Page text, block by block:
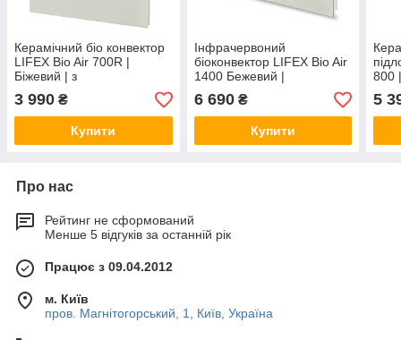
Керамічний біо конвектор
LIFEX Bio Air 700R |
Біжевий | з
терморегулятором
3 990 ₴
Купити
Інфрачервоний
біоконвектор LIFEX Bio Air
1400 Бежевий |
Керамічний обігрівач з
програматором
6 690₴
Купити
800
5
Про нас
Рейтинг не сформований
Менше 5 відгуків за останній рік
Працює з 09.04.2012
м. Київ
пров. Магнітогорський, 1, Київ, Україна